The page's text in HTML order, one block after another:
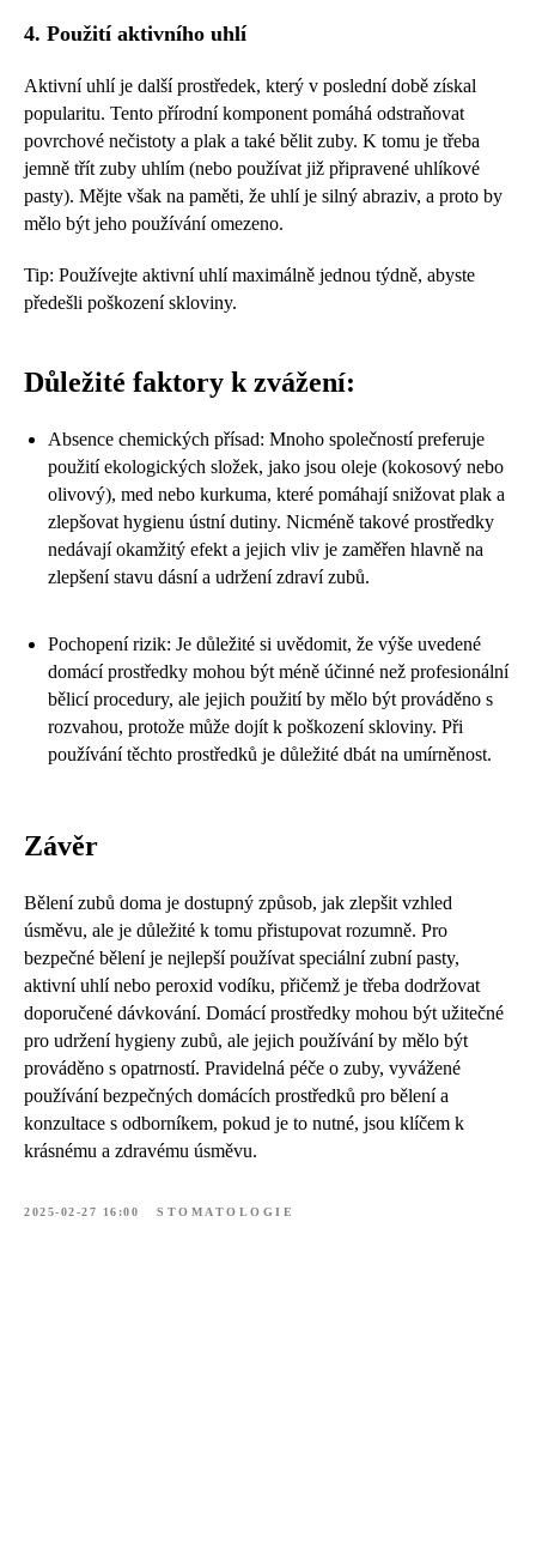
4. Použití aktivního uhlí
Aktivní uhlí je další prostředek, který v poslední době získal
popularitu. Tento přírodní komponent pomáhá odstraňovat
povrchové nečistoty a plak a také bělit zuby. K tomu je třeba
jemně třít zuby uhlím (nebo používat již připravené uhlíkové
pasty). Mějte však na paměti, že uhlí je silný abraziv, a proto by
mělo být jeho používání omezeno.
Tip: Používejte aktivní uhlí maximálně jednou týdně, abyste
předešli poškození skloviny.
Důležité faktory k zvážení:
Absence chemických přísad: Mnoho společností preferuje
použití ekologických složek, jako jsou oleje (kokosový nebo
olivový), med nebo kurkuma, které pomáhají snižovat plak a
zlepšovat hygienu ústní dutiny. Nicméně takové prostředky
nedávají okamžitý efekt a jejich vliv je zaměřen hlavně na
zlepšení stavu dásní a udržení zdraví zubů.
Pochopení rizik: Je důležité si uvědomit, že výše uvedené
domácí prostředky mohou být méně účinné než profesionální
bělicí procedury, ale jejich použití by mělo být prováděno s
rozvahou, protože může dojít k poškození skloviny. Při
používání těchto prostředků je důležité dbát na umírněnost.
Závěr
Bělení zubů doma je dostupný způsob, jak zlepšit vzhled
úsměvu, ale je důležité k tomu přistupovat rozumně. Pro
bezpečné bělení je nejlepší používat speciální zubní pasty,
aktivní uhlí nebo peroxid vodíku, přičemž je třeba dodržovat
doporučené dávkování. Domácí prostředky mohou být užitečné
pro udržení hygieny zubů, ale jejich používání by mělo být
prováděno s opatrností. Pravidelná péče o zuby, vyvážené
používání bezpečných domácích prostředků pro bělení a
konzultace s odborníkem, pokud je to nutné, jsou klíčem k
krásnému a zdravému úsměvu.
2025-02-27 16:00 STOMATOLOGIE